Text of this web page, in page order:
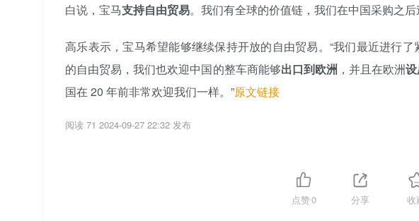
白说，宝马支持自由贸易。我们有全球的价值链，我们在中国采购之
高乐表示，宝马希望能够继续保持开放的自由贸易。“我们最近进行
的自由贸易，我们也欢迎中国的整车商能够出口到欧洲 ，并且在欧洲
国在 20 年前非常欢迎我们一样。”原文链接
阅读 71 2024-09-27 22:32 发布
点赞0 分享 收